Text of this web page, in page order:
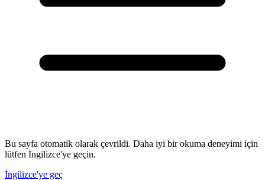
Bu sayfa otomatik olarak çevrildi. Daha iyi bir okuma deneyimi için
lütfen İngilizce'ye geçin.
İngilizce'ye geç